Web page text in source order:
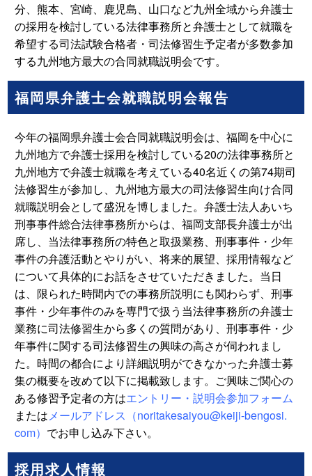
分、熊本、宮崎、鹿児島、山口など九州全域から弁護士
の採用を検討している法律事務所と弁護士として就職を
希望する司法試験合格者・司法修習生予定者が多数参加
する九州地方最大の合同就職説明会です。
福岡県弁護士会就職説明会報告
今年の福岡県弁護士会合同就職説明会は、福岡を中心に
九州地方で弁護士採用を検討している20の法律事務所と
九州地方で弁護士就職を考えている40名近くの第74期司
法修習生が参加し、九州地方最大の司法修習生向け合同
就職説明会として盛況を博しました。弁護士法人あいち
刑事事件総合法律事務所からは、福岡支部長弁護士が出
席し、当法律事務所の特色と取扱業務、刑事事件・少年
事件の弁護活動とやりがい、将来的展望、採用情報など
について具体的にお話をさせていただきました。当日
は、限られた時間内での事務所説明にも関わらず、刑事
事件・少年事件のみを専門で扱う当法律事務所の弁護士
業務に司法修習生から多くの質問があり、刑事事件・少
年事件に関する司法修習生の興味の高さが伺われまし
た。時間の都合により詳細説明ができなかった弁護士募
集の概要を改めて以下に掲載致します。ご興味ご関心の
ある修習予定者の方はエントリー・説明会参加フォーム
またはメールアドレス（noritakesaiyou@keiji-bengosi.
com） でお申し込み下さい。
採用求人情報